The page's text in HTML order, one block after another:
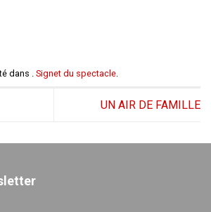
dans . Signet du spectacle.
UN AIR DE FAMILLE